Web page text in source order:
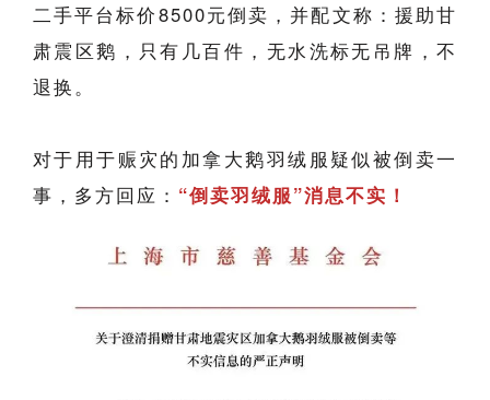
二手平台标价8500元倒卖，并配文称：援助甘
肃震区鹅，只有几百件，无水洗标无吊牌，不
退换。
对于用于赈灾的加拿大鹅羽绒服疑似被倒卖一
事，多方回应： “倒卖羽绒服”消息不实！